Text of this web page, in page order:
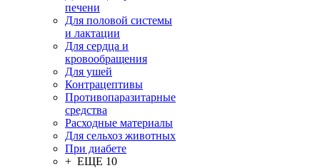
печени
Для половой системы
и лактации
Для сердца и
кровообращения
Для ушей
Контрацептивы
Противопаразитарные
средства
Расходные материалы
Для сельхоз животных
При диабете
+ ЕЩЕ 10